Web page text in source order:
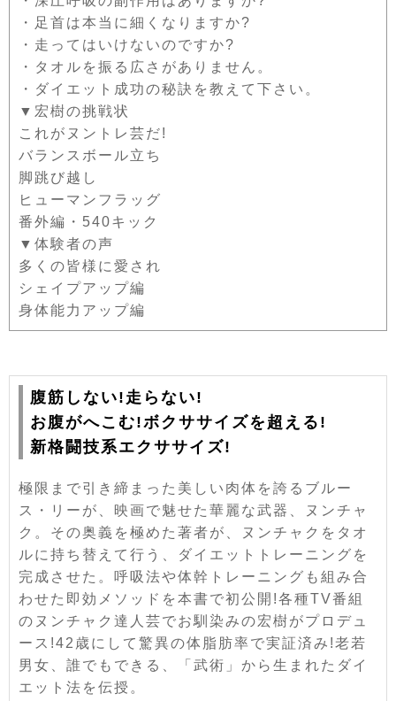
・足首は本当に細くなりますか?
・走ってはいけないのですか?
・タオルを振る広さがありません。
・ダイエット成功の秘訣を教えて下さい。
▼宏樹の挑戦状
これがヌントレ芸だ!
バランスボール立ち
脚跳び越し
ヒューマンフラッグ
番外編・540キック
▼体験者の声
多くの皆様に愛され
シェイプアップ編
身体能力アップ編
腹筋しない!走らない!
お腹がへこむ!ボクササイズを超える!
新格闘技系エクササイズ!
極限まで引き締まった美しい肉体を誇るブルー
ス・リーが、映画で魅せた華麗な武器、ヌンチャ
ク。その奥義を極めた著者が、ヌンチャクをタオ
ルに持ち替えて行う、ダイエットトレーニングを
完成させた。呼吸法や体幹トレーニングも組み合
わせた即効メソッドを本書で初公開!各種TV番組
のヌンチャク達人芸でお馴染みの宏樹がプロデュ
ース!42歳にして驚異の体脂肪率で実証済み!老若
男女、誰でもできる、「武術」から生まれたダイ
エット法を伝授。